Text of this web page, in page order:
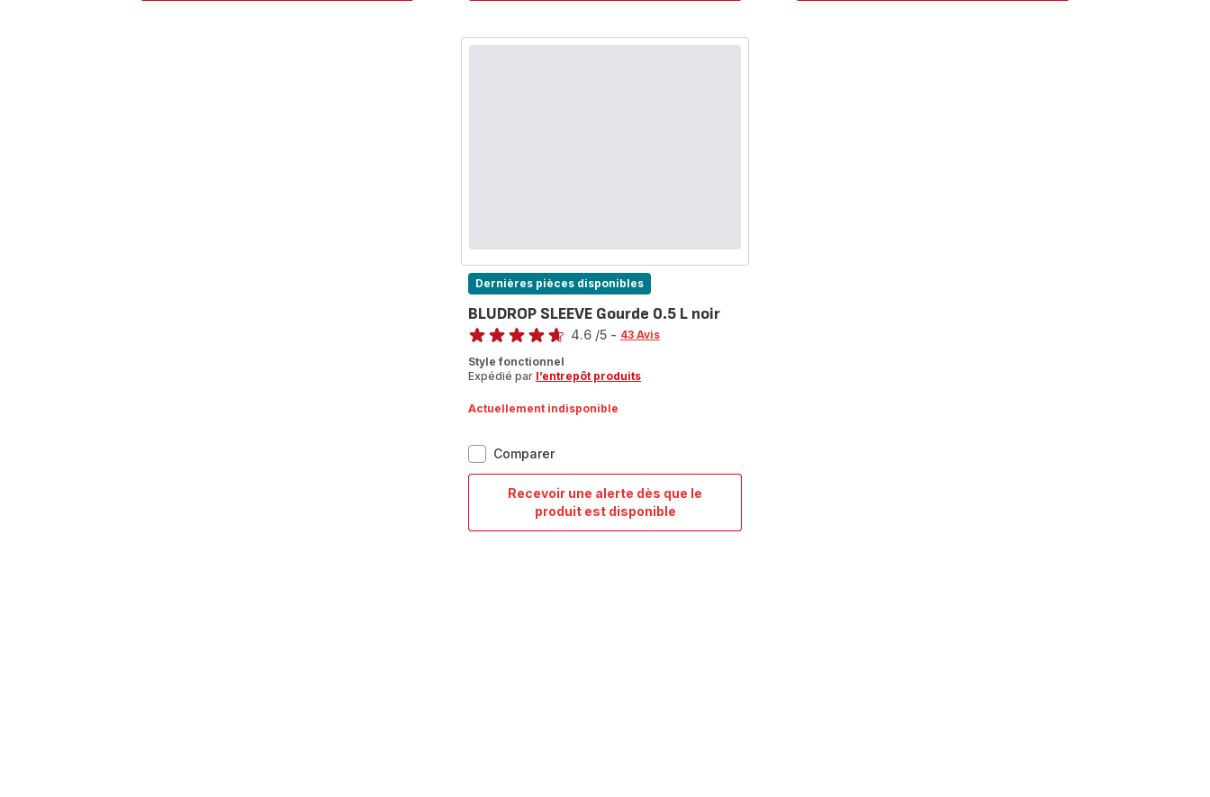
chaudes
ComparerBLUDROP
SLEEVE
Gourde
0.5
Recevoir une alerte dès que le
produit est disponible
BLUDROP
SLEEVE
Dernières pièces disponibles
BLUDROP SLEEVE Gourde 0.5 L noir
Note
4.6 /5 - 43 Avis
Style fonctionnel
Expédié par l’entrepôt produits
Actuellement indisponible